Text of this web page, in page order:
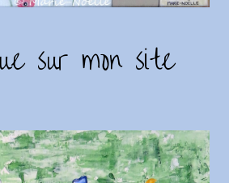
sur mon site